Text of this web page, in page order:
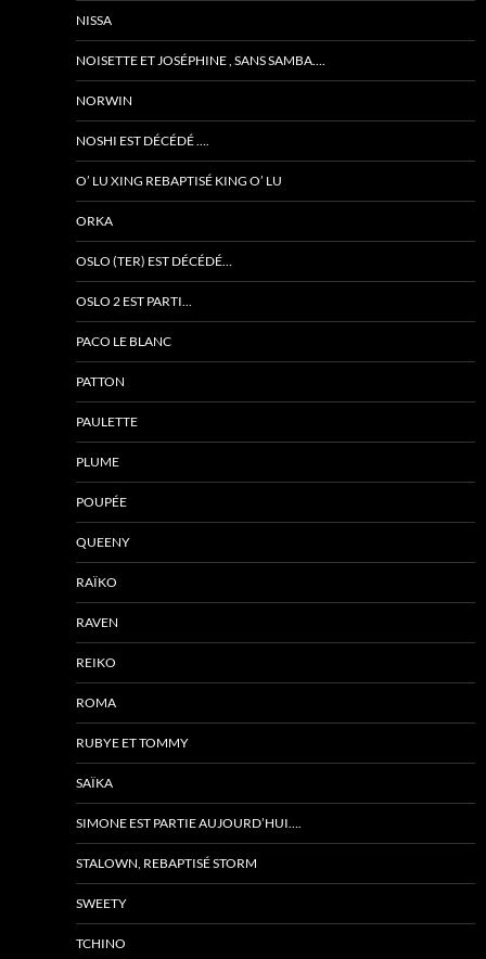
NISSA
NOISETTE ET JOSÉPHINE , SANS SAMBA….
NORWIN
NOSHI EST DÉCÉDÉ ….
O’ LU XING REBAPTISÉ KING O’ LU
ORKA
OSLO (TER) EST DÉCÉDÉ…
OSLO 2 EST PARTI…
PACO LE BLANC
PATTON
PAULETTE
PLUME
POUPÉE
QUEENY
RAÏKO
RAVEN
REIKO
ROMA
RUBYE ET TOMMY
SAÏKA
SIMONE EST PARTIE AUJOURD’HUI….
STALOWN, REBAPTISÉ STORM
SWEETY
TCHINO